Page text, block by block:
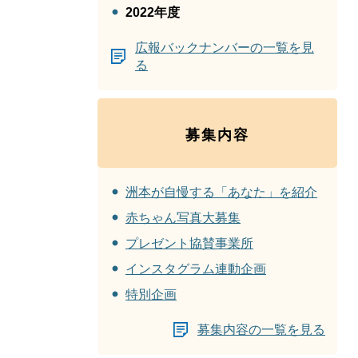
2022年度
広報バックナンバーの一覧を見
る
募集内容
洲本が自慢する「あなた」を紹介
赤ちゃん写真大募集
プレゼント協賛事業所
インスタグラム連動企画
特別企画
募集内容の一覧を見る